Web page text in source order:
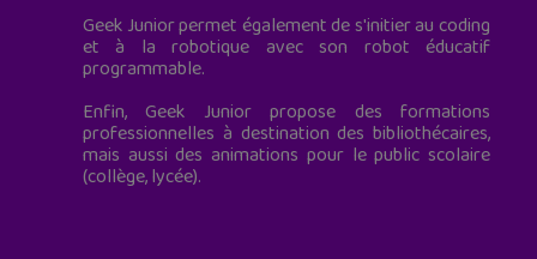
Geek Junior permet également de s'initier au coding
et à la robotique avec son robot éducatif
programmable.
Enfin, Geek Junior propose des formations
professionnelles à destination des bibliothécaires,
mais aussi des animations pour le public scolaire
(collège, lycée).